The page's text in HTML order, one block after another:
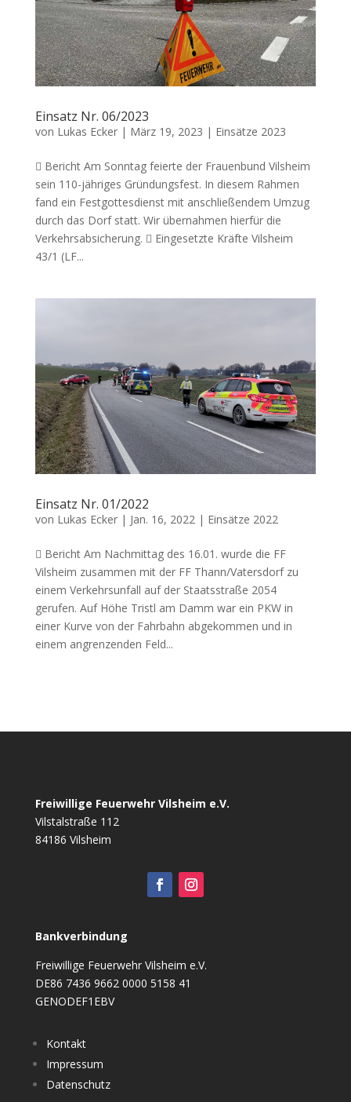
Einsatz Nr. 06/2023
von Lukas Ecker| März 19, 2023 | Einsätze 2023
 Bericht Am Sonntag feierte der Frauenbund Vilsheim
sein 110-jähriges Gründungsfest. In diesem Rahmen
fand ein Festgottesdienst mit anschließendem Umzug
durch das Dorf statt. Wir übernahmen hierfür die
Verkehrsabsicherung.  Eingesetzte Kräfte Vilsheim
43/1 (LF...
Einsatz Nr. 01/2022
von Lukas Ecker| Jan. 16, 2022| Einsätze 2022
 Bericht Am Nachmittag des 16.01. wurde die FF
Vilsheim zusammen mit der FF Thann/Vatersdorf zu
einem Verkehrsunfall auf der Staatsstraße 2054
gerufen. Auf Höhe Tristl am Damm war ein PKW in
einer Kurve von der Fahrbahn abgekommen und in
einem angrenzenden Feld...
Freiwillige Feuerwehr Vilsheim e.V.
Vilstalstraße 112
84186 Vilsheim
Bankverbindung
Freiwillige Feuerwehr Vilsheim e.V.
DE86 7436 9662 0000 5158 41
GENODEF1EBV
Kontakt
Impressum
Datenschutz